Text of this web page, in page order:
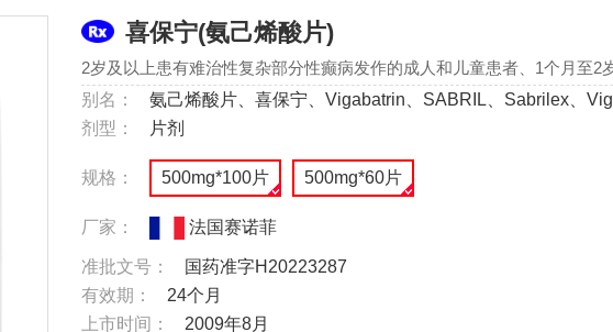
喜保宁(氨己烯酸片)
2岁及以上患有难治性复杂部分性癫病发作的成人和儿童患者、1个月至2
别名：
氨己烯酸片、喜保宁、Vigabatrin、SABRIL、Sabrilex、
剂型：
片剂
规格： 500mg*100片 500mg*60片
厂家： 法国赛诺菲
准批文号：
国药准字H20223287
有效期：
24个月
上市时间：
2009年8月